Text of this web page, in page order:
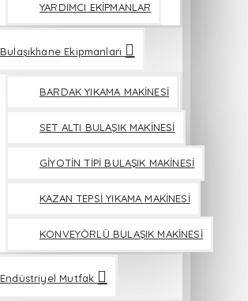
YARDIMCI EKİPMANLAR
Bulaşıkhane Ekipmanları
BARDAK YIKAMA MAKİNESİ
SET ALTI BULAŞIK MAKİNESİ
GİYOTİN TİPİ BULAŞIK MAKİNESİ
KAZAN TEPSİ YIKAMA MAKİNESİ
KONVEYÖRLÜ BULAŞIK MAKİNESİ
Endüstriyel Mutfak